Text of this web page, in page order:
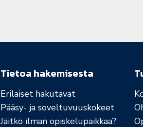
Tietoa hakemisesta
Erilaiset hakutavat
Pääsy- ja soveltuvuuskokeet
Jäitkö ilman opiskelupaikkaa?